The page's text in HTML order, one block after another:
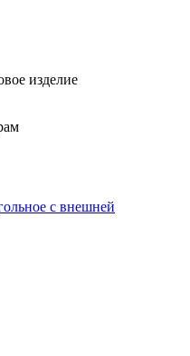
изделие
с внешней